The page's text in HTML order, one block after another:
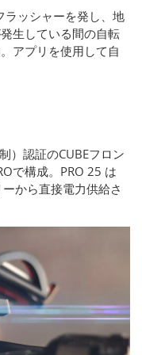
ッシャーを発し、地
生している間の自転
アプリを使用して自
）認証のCUBEフロン
で構成。PRO 25 は
から直接電力供給さ